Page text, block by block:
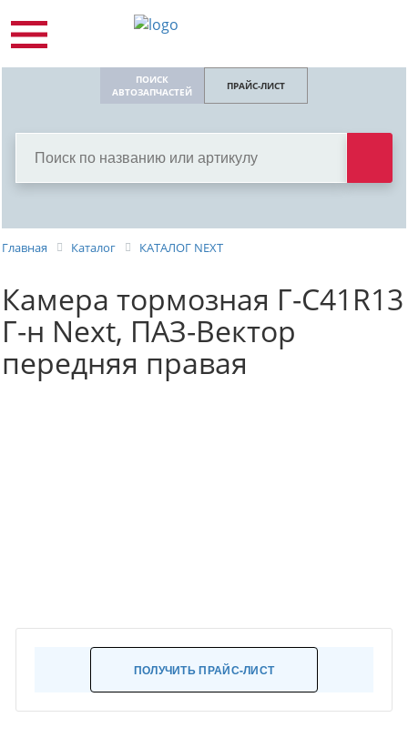
ПОИСК
АВТОЗАПЧАСТЕЙ
ПРАЙС-ЛИСТ
Главная Каталог КАТАЛОГ NEXT
Камера тормозная Г-С41R13
Г-н Next, ПАЗ-Вектор
передняя правая
ПОЛУЧИТЬ ПРАЙС-ЛИСТ